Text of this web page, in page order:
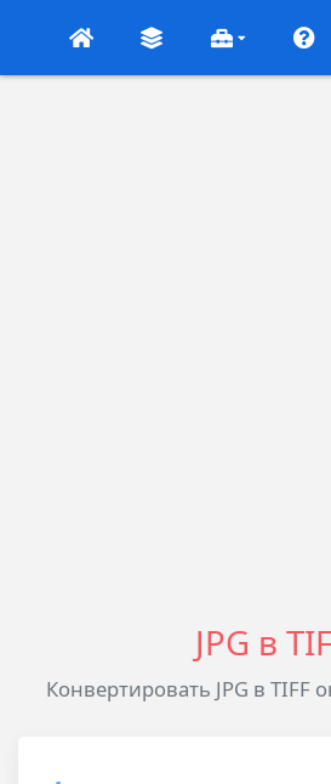
JPG в
Конвертировать JPG в TIFF